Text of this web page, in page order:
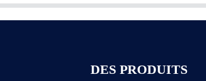
DES PRODUITS